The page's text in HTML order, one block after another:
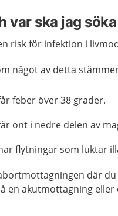
var ska jag
risk för infektion i
något av detta
feber över 38 grader.
ont i nedre delen av
flytningar som luktar
där
en akutmottagning